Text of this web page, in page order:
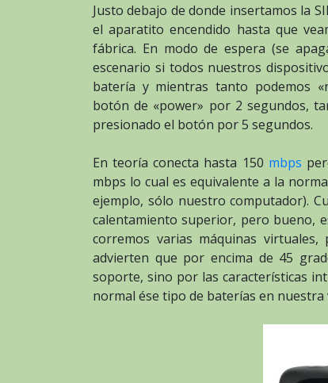
Justo debajo de donde insertamos la
el aparatito encendido hasta que
fábrica. En modo de espera (se
escenario si todos nuestros
batería y mientras tanto podemos
botón de «power» por 2 segundos,
presionado el botón por 5 segundos.
En teoría conecta hasta 150 mbps
mbps lo cual es equivalente a la norma
ejemplo, sólo nuestro computador).
calentamiento superior, pero bueno,
corremos varias máquinas
advierten que por encima de 45
soporte, sino por las características
normal ése tipo de baterías en nuestra